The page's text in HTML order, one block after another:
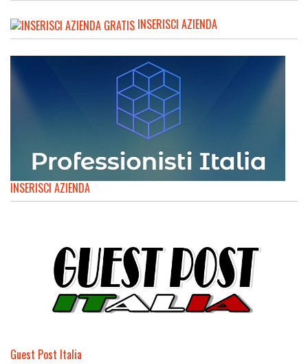
INSERISCI AZIENDA
INSERISCI AZIENDA
Guest Post Italia